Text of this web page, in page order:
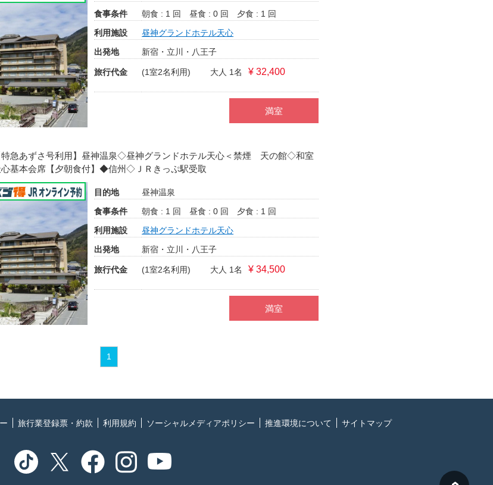
食事条件
朝食 : 1 回 昼食 : 0 回
夕食 : 1 回
利用施設
昼神グランドホテル天心
出発地
新宿・立川・八王子
旅行代金 (1室2名利用) 大人 1名 ¥ 32,400
満室
急あずさ号利用】昼神温泉◇昼神グランドホテル天心＜禁煙 天の館◇和室
心基本会席【夕朝食付】◆信州◇ＪＲきっぷ駅受取
目的地
昼神温泉
食事条件
朝食 : 1 回 昼食 : 0 回
夕食 : 1 回
利用施設
昼神グランドホテル天心
出発地
新宿・立川・八王子
旅行代金 (1室2名利用) 大人 1名 ¥ 34,500
満室
1
旅行業登録票・約款 利用規約 ソーシャルメディアポリシー 推進環境について サイトマップ